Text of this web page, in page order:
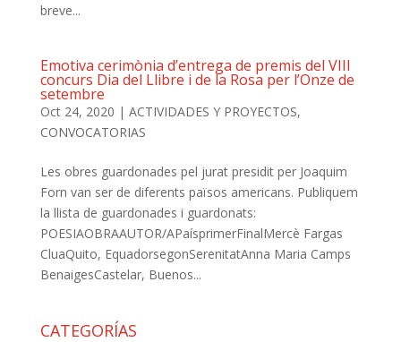
breve...
Emotiva cerimònia d’entrega de premis del VIII
concurs Dia del Llibre i de la Rosa per l’Onze de
setembre
Oct 24, 2020 | ACTIVIDADES Y PROYECTOS,
CONVOCATORIAS
Les obres guardonades pel jurat presidit per Joaquim
Forn van ser de diferents països americans. Publiquem
la llista de guardonades i guardonats:
POESIAOBRAAUTOR/APaísprimerFinalMercè Fargas
CluaQuito, EquadorsegonSerenitatAnna Maria Camps
BenaigesCastelar, Buenos...
CATEGORÍAS